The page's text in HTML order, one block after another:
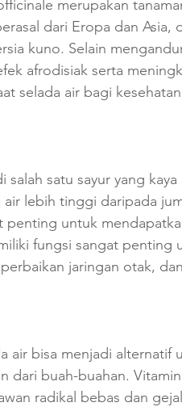
merupakan
dari Eropa dan Asia,
kuno. Selain
afrodisiak serta
selada air bagi
satu sayur yang
lebih tinggi daripada
untuk
fungsi sangat penting
jaringan otak,
air bisa menjadi alternatif
dari buah-buahan.
radikal bebas dan